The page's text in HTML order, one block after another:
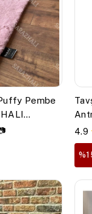
Pembe
HALI
4.9